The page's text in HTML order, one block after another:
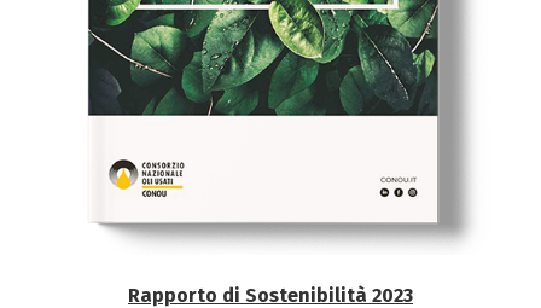
Rapporto di Sostenibilità 2023